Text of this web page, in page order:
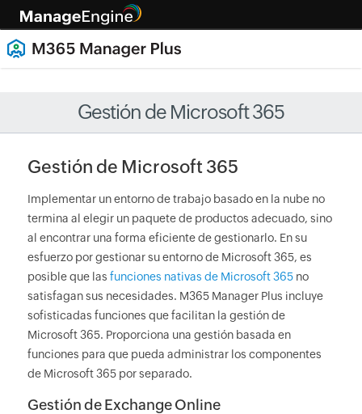
Gestión de Microsoft 365
Gestión de Microsoft 365
Implementar un entorno de trabajo basado en la nube no
termina al elegir un paquete de productos adecuado, sino
al encontrar una forma eficiente de gestionarlo. En su
esfuerzo por gestionar su entorno de Microsoft 365, es
posible que las funciones nativas de Microsoft 365no
satisfagan sus necesidades. M365 Manager Plus incluye
sofisticadas funciones que facilitan la gestión de
Microsoft 365. Proporciona una gestión basada en
funciones para que pueda administrar los componentes
de Microsoft 365 por separado.
Gestión de Exchange Online